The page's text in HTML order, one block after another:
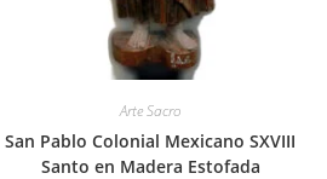
Arte Sacro
San Pablo Colonial Mexicano SXVIII
Santo en Madera Estofada